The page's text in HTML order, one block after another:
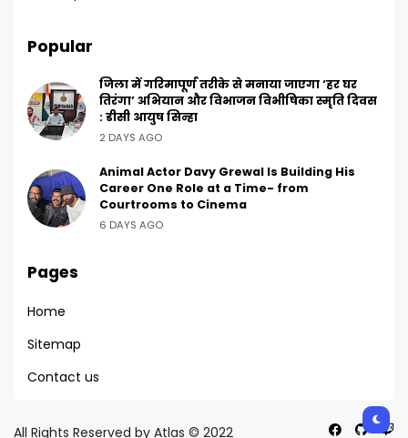
Popular
जिला में गरिमापूर्ण तरीके से मनाया जाएगा ‘हर घर
तिरंगा’ अभियान और विभाजन विभीषिका स्मृति दिवस
: डीसी आयुष सिन्हा
2 DAYS AGO
Animal Actor Davy Grewal Is Building His
Career One Role at a Time- from
Courtrooms to Cinema
6 DAYS AGO
Pages
Home
Sitemap
Contact us
All Rights Reserved by Atlas © 2022